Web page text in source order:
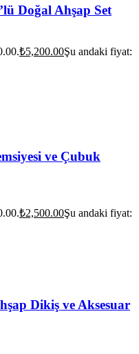
Doğal Ahşap Set
₺5,200.00Şu andaki fiyat:
ve Çubuk
₺2,500.00Şu andaki fiyat:
Dikiş ve Aksesuar